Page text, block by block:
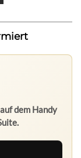
dem Handy